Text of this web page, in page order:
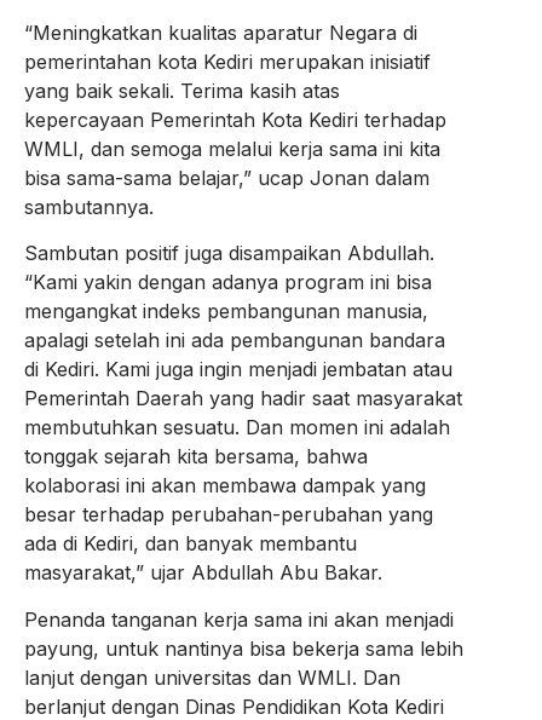
“Meningkatkan kualitas aparatur Negara di
pemerintahan kota Kediri merupakan inisiatif
yang baik sekali. Terima kasih atas
kepercayaan Pemerintah Kota Kediri terhadap
WMLI, dan semoga melalui kerja sama ini kita
bisa sama-sama belajar,” ucap Jonan dalam
sambutannya.
Sambutan positif juga disampaikan Abdullah.
“Kami yakin dengan adanya program ini bisa
mengangkat indeks pembangunan manusia,
apalagi setelah ini ada pembangunan bandara
di Kediri. Kami juga ingin menjadi jembatan atau
Pemerintah Daerah yang hadir saat masyarakat
membutuhkan sesuatu. Dan momen ini adalah
tonggak sejarah kita bersama, bahwa
kolaborasi ini akan membawa dampak yang
besar terhadap perubahan-perubahan yang
ada di Kediri, dan banyak membantu
masyarakat,” ujar Abdullah Abu Bakar.
Penanda tanganan kerja sama ini akan menjadi
payung, untuk nantinya bisa bekerja sama lebih
lanjut dengan universitas dan WMLI. Dan
berlanjut dengan Dinas Pendidikan Kota Kediri